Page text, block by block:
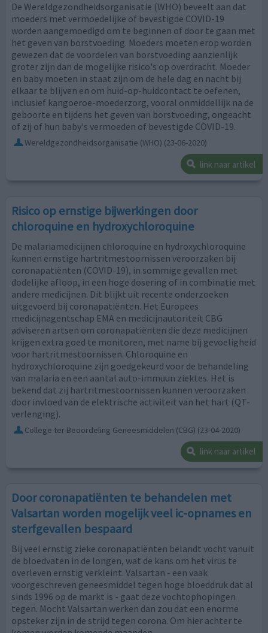
De Wereldgezondheidsorganisatie (WHO) beveelt aan dat
moeders met vermoedelijke of bevestigde COVID-19
worden aangemoedigd om te beginnen of door te gaan met
het geven van borstvoeding. Moeders moeten erop worden
gewezen dat de voordelen van borstvoeding aanzienlijk
groter zijn dan de mogelijke risico's op overdracht. Moeder
en baby moeten in staat zijn om de hele dag en nacht bij
elkaar te blijven en om huid-op-huidcontact te oefenen,
inclusief kangoeroe-moederzorg, vooral onmiddellijk na de
geboorte en tijdens het geven van borstvoeding, ongeacht
of zij of hun baby's vermoeden of bevestigde COVID-19.
Wereldgezondheidsorganisatie (WHO) (23-06-2020)
link naar artikel
Risico op ernstige bijwerkingen door
chloroquine en hydroxychloroquine
De malariamedicijnen chloroquine en hydroxychloroquine
kunnen ernstige hartritmestoornissen veroorzaken bij
coronapatiënten (COVID-19), in sommige gevallen met
dodelijke afloop, in een hoge dosering of in combinatie met
andere medicijnen. Dit blijkt uit recente onderzoeken
uitgevoerd bij coronapatiënten. Het Europees
medicijnagentschap EMA en medicijnautoriteit CBG
adviseren artsen om coronapatiënten die deze medicijnen
krijgen extra goed te monitoren, met name bij gevoeligheid
voor hartritmestoornissen. Chloroquine en
hydroxychloroquine zijn goedgekeurd voor de behandeling
van malaria en een aantal auto-immuun ziektes. Het is
bekend dat zij hartritmestoornissen kunnen veroorzaken
door invloed van de elektrische activiteit van het hart (QT-
verlenging).
College ter Beoordeling Geneesmiddelen (CBG) (23-04-2020)
link naar artikel
Door coronapatiënten te behandelen met
Valsartan worden mogelijk veel ic-opnames en
sterfgevallen bespaard
Bij veel ernstig zieke coronapatiënten belandt vocht vanuit
de bloedvaten in de longen, wat de kans om het virus te
overleven ernstig verkleint. Valsartan - een vaak
voorgeschreven geneesmiddel tegen hoge bloeddruk dat al
sinds 1996 op de markt is - gaat deze vochtophopingen
tegen. Mocht Valsartan werken dan zou dat een enorme
opsteker zijn in de strijd tegen corona. Om hier achter te